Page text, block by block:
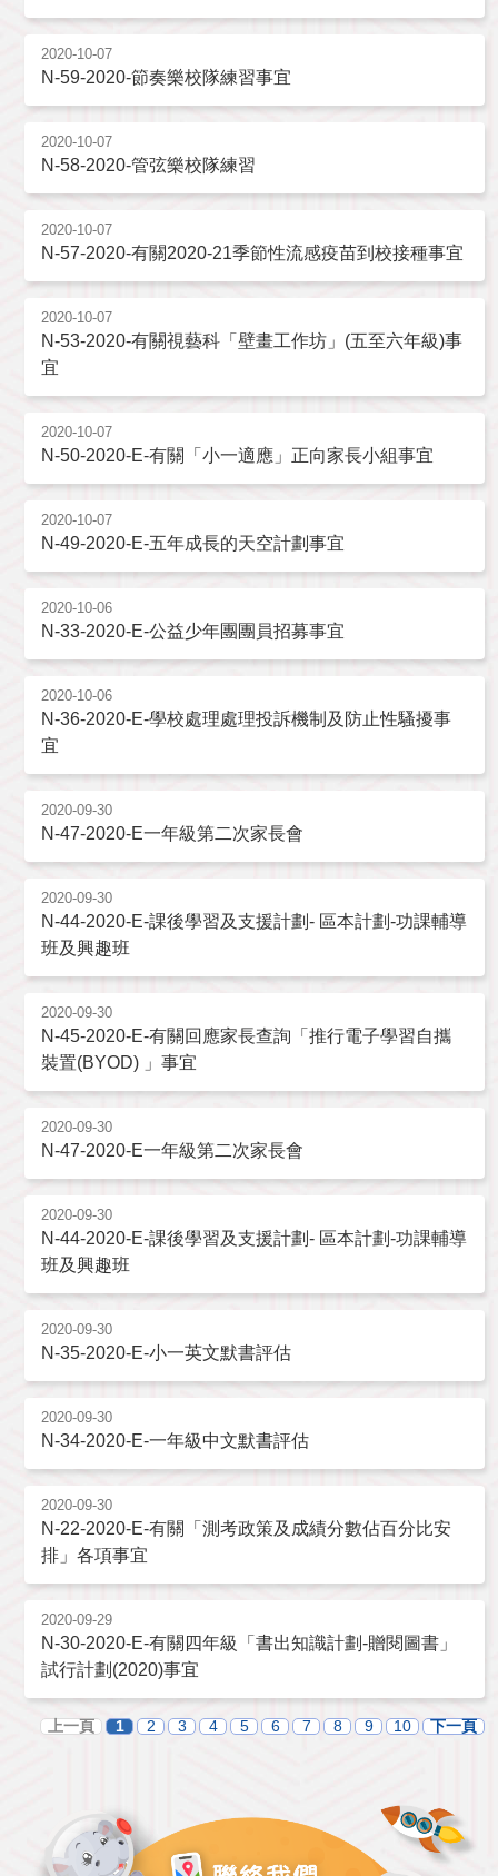
2020-10-07
N-59-2020-節奏樂校隊練習事宜
2020-10-07
N-58-2020-管弦樂校隊練習
2020-10-07
N-57-2020-有關2020-21季節性流感疫苗到校接種事宜
2020-10-07
N-53-2020-有關視藝科「壁畫工作坊」(五至六年級)事
宜
2020-10-07
N-50-2020-E-有關「小一適應」正向家長小組事宜
2020-10-07
N-49-2020-E-五年成長的天空計劃事宜
2020-10-06
N-33-2020-E-公益少年團團員招募事宜
2020-10-06
N-36-2020-E-學校處理處理投訴機制及防止性騷擾事
宜
2020-09-30
N-47-2020-E一年級第二次家長會
2020-09-30
N-44-2020-E-課後學習及支援計劃- 區本計劃-功課輔導
班及興趣班
2020-09-30
N-45-2020-E-有關回應家長查詢「推行電子學習自攜
裝置(BYOD) 」事宜
2020-09-30
N-47-2020-E一年級第二次家長會
2020-09-30
N-44-2020-E-課後學習及支援計劃- 區本計劃-功課輔導
班及興趣班
2020-09-30
N-35-2020-E-小一英文默書評估
2020-09-30
N-34-2020-E-一年級中文默書評估
2020-09-30
N-22-2020-E-有關「測考政策及成績分數佔百分比安
排」各項事宜
2020-09-29
N-30-2020-E-有關四年級「書出知識計劃-贈閱圖書」
試行計劃(2020)事宜
上一頁 1 2 3 4 5 6 7 8 9 10 下一頁